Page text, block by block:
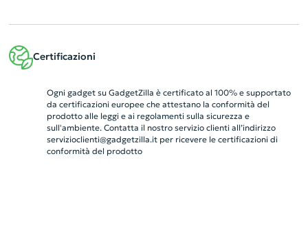
Certificazioni
Ogni gadget su GadgetZilla è certificato al 100% e supportato
da certificazioni europee che attestano la conformità del
prodotto alle leggi e ai regolamenti sulla sicurezza e
sull'ambiente. Contatta il nostro servizio clienti all’indirizzo
servizioclienti@gadgetzilla.itper ricevere le certificazioni di
conformità del prodotto